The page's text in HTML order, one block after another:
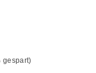
gespart)